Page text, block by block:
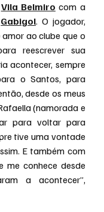
Vila Belmiro com a
Gabigol. O jogador,
ao clube que o
reescrever sua
acontecer, sempre
o Santos, para
desde os meus
(namorada e
para voltar para
tive uma vontade
E também com
me conhece desde
a acontecer”,